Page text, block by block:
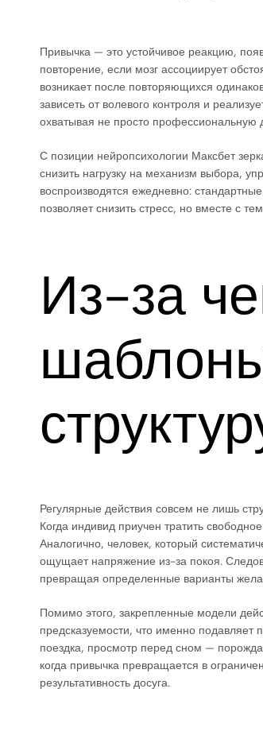
Привычка — это устойчивое реакцию,
повторение, если мозг ассоциирует
возникает после повторяющихся
зависеть от волевого контроля и
охватывая не просто профессиональную
С позиции нейропсихологии Максбет
снизить нагрузку на механизм выбора,
воспроизводятся ежедневно:
позволяет снизить стресс, но вместе с
Из-за
Регулярные действия совсем не лишь
Когда индивид приучен тратить
Аналогично, человек, который
ощущает напряжение из-за покоя.
превращая определенные варианты
Помимо этого, закрепленные модели
предсказуемости, что именно
поездка, просмотр перед сном —
когда привычка превращается в
результативность досуга.